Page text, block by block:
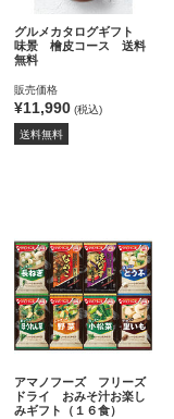
グルメカタログギフト
味景 檜皮コース 送料
無料
販売価格
¥11,990 (税込)
送料無料
アマノフーズ フリーズ
ドライ おみそ汁お楽し
みギフト（１６食）